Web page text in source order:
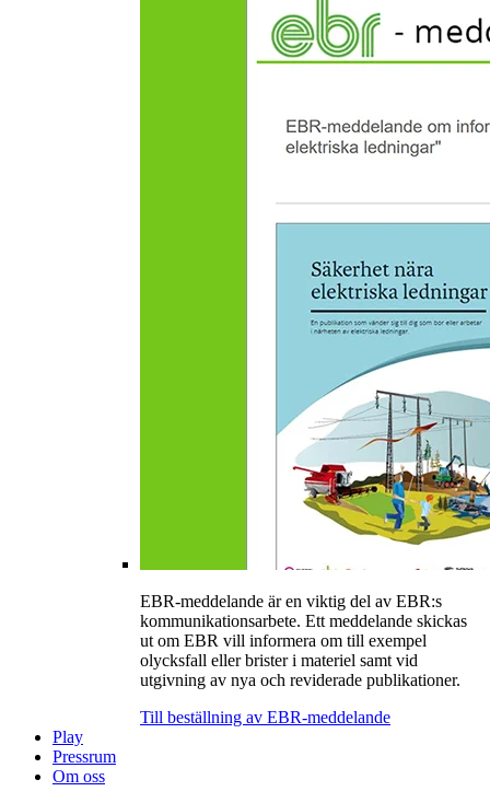
EBR-meddelande är en viktig del av EBR:s
kommunikationsarbete. Ett meddelande skickas
ut om EBR vill informera om till exempel
olycksfall eller brister i materiel samt vid
utgivning av nya och reviderade publikationer.
Till beställning av EBR-meddelande
Play
Pressrum
Om oss